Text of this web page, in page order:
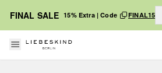
FINAL SALE 15% Extra | Code FINAL15